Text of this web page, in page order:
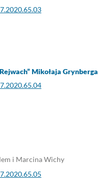
Mikołaja Grynberga
i Marcina Wichy